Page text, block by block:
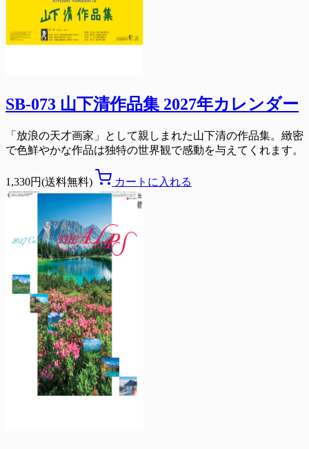
SB-073 山下清作品集 2027年カレンダー
「放浪の天才画家」として親しまれた山下清の作品集。緻密
で色鮮やかな作品は独特の世界観で感動を与えてくれます。
1,330円(送料無料) カートに入れる